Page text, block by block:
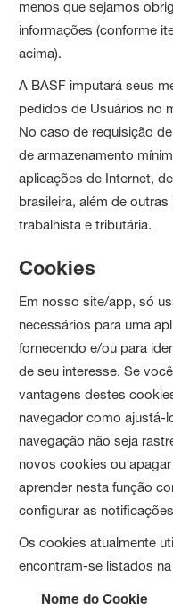
menos que sejamos
informações (conforme
acima).
A BASF imputará seus
pedidos de Usuários no
No caso de requisição
de armazenamento
aplicações de Internet,
brasileira, além de
trabalhista e tributária.
Cookies
Em nosso site/app, só
necessários para uma
fornecendo e/ou para
de seu interesse. Se
vantagens destes
navegador como ajustá-
navegação não seja
novos cookies ou
aprender nesta função
configurar as
Os cookies atualmente
encontram-se listados
Nome do Cookie